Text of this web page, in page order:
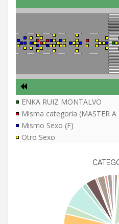
ENKA RUIZ MONTALVO
Misma categoria (MASTER A
Mismo Sexo (F)
Otro Sexo